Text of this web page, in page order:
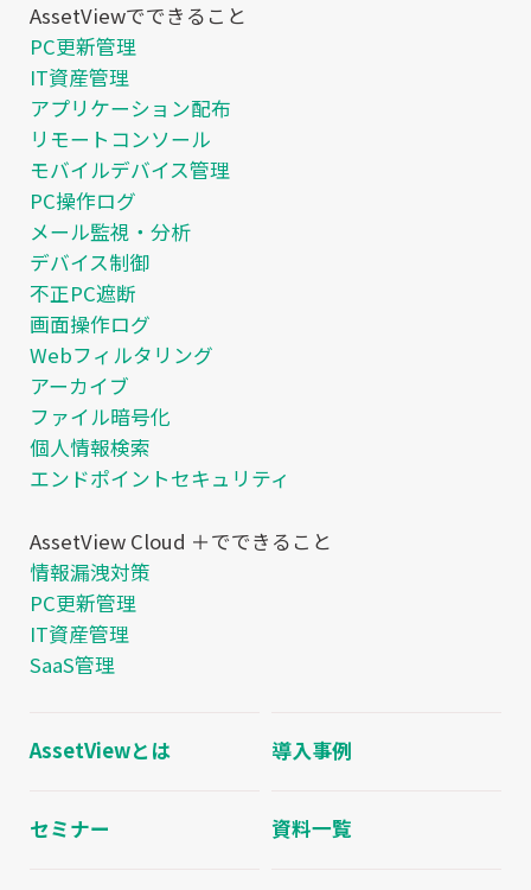
AssetViewでできること
PC更新管理
IT資産管理
アプリケーション配布
リモートコンソール
モバイルデバイス管理
PC操作ログ
メール監視・分析
デバイス制御
不正PC遮断
画面操作ログ
Webフィルタリング
アーカイブ
ファイル暗号化
個人情報検索
エンドポイントセキュリティ
AssetView Cloud ＋でできること
情報漏洩対策
PC更新管理
IT資産管理
SaaS管理
AssetViewとは 導入事例
セミナー 資料一覧